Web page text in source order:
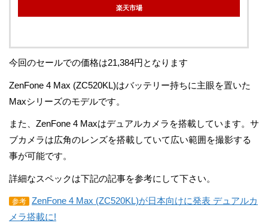
楽天市場
今回のセールでの価格は21,384円となります
ZenFone 4 Max (ZC520KL)はバッテリー持ちに主眼を置いた
Maxシリーズのモデルです。
また、ZenFone 4 Maxはデュアルカメラを搭載しています。サ
ブカメラは広角のレンズを搭載していて広い範囲を撮影する
事が可能です。
詳細なスペックは下記の記事を参考にして下さい。
参考
ZenFone 4 Max (ZC520KL)が日本向けに発表 デュアルカ
メラ搭載に!